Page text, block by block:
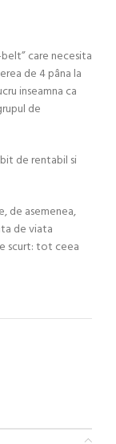
care necesita
de 4 pâna la
inseamna ca
de
de rentabil si
de asemenea,
de viata
scurt: tot ceea